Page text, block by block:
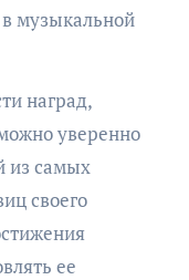
музыкальной
наград,
уверенно
из самых
своего
ее